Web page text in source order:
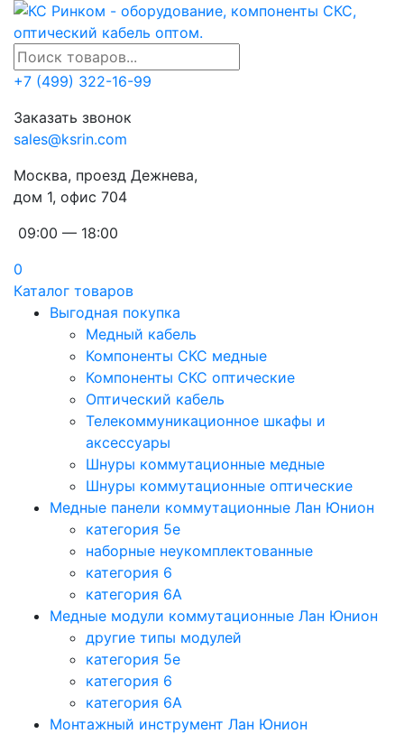
+7 (499) 322-16-99
Заказать звонок
sales@ksrin.com
Москва, проезд Дежнева,
дом 1, офис 704
09:00 — 18:00
0
Каталог товаров
Выгодная покупка
Медный кабель
Компоненты СКС медные
Компоненты СКС оптические
Оптический кабель
Телекоммуникационное шкафы и
аксессуары
Шнуры коммутационные медные
Шнуры коммутационные оптические
Медные панели коммутационные Лан Юнион
категория 5e
наборные неукомплектованные
категория 6
категория 6A
Медные модули коммутационные Лан Юнион
другие типы модулей
категория 5е
категория 6
категория 6A
Монтажный инструмент Лан Юнион